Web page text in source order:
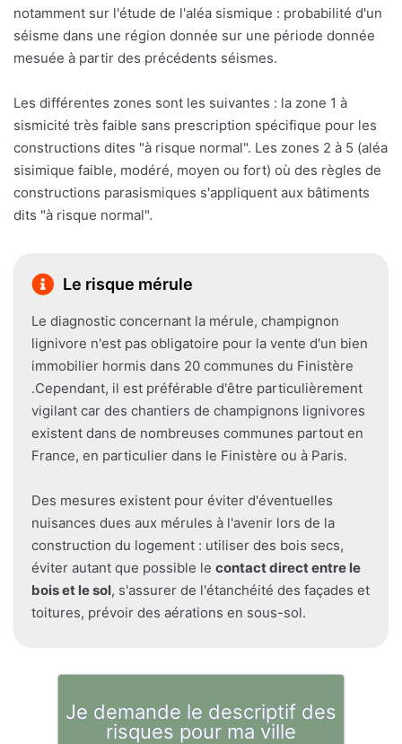
notamment sur l'étude de l'aléa sismique : probabilité d'un
séisme dans une région donnée sur une période donnée
mesuée à partir des précédents séismes.
Les différentes zones sont les suivantes : la zone 1 à
sismicité très faible sans prescription spécifique pour les
constructions dites "à risque normal". Les zones 2 à 5 (aléa
sisimique faible, modéré, moyen ou fort) où des règles de
constructions parasismiques s'appliquent aux bâtiments
dits "à risque normal".
Le risque mérule
Le diagnostic concernant la mérule, champignon
lignivore n'est pas obligatoire pour la vente d'un bien
immobilier hormis dans 20 communes du Finistère
.Cependant, il est préférable d'être particulièrement
vigilant car des chantiers de champignons lignivores
existent dans de nombreuses communes partout en
France, en particulier dans le Finistère ou à Paris.
Des mesures existent pour éviter d'éventuelles
nuisances dues aux mérules à l'avenir lors de la
construction du logement : utiliser des bois secs,
éviter autant que possible le contact direct entre le
bois et le sol, s'assurer de l'étanchéité des façades et
toitures, prévoir des aérations en sous-sol.
Je demande le descriptif des
risques pour ma ville